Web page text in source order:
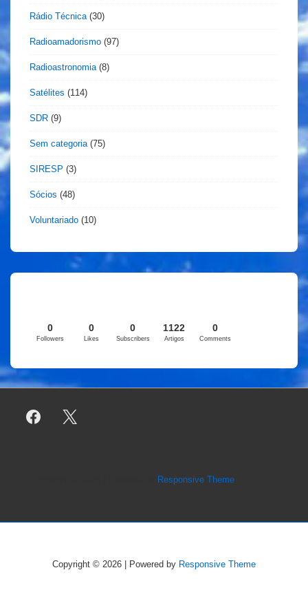
Rádio Técnica(30)
Radioamadorismo (97)
Radioastronomia(8)
Satélites (114)
SDR (9)
Sem categoria(75)
SIRESP (3)
Sócios (48)
Voluntariado (10)
0
Followers
0
Likes
0
Subscribers
1122
Artigos
0
Comments
Responsive Theme
Copyright © 2026 | Powered by Responsive Theme